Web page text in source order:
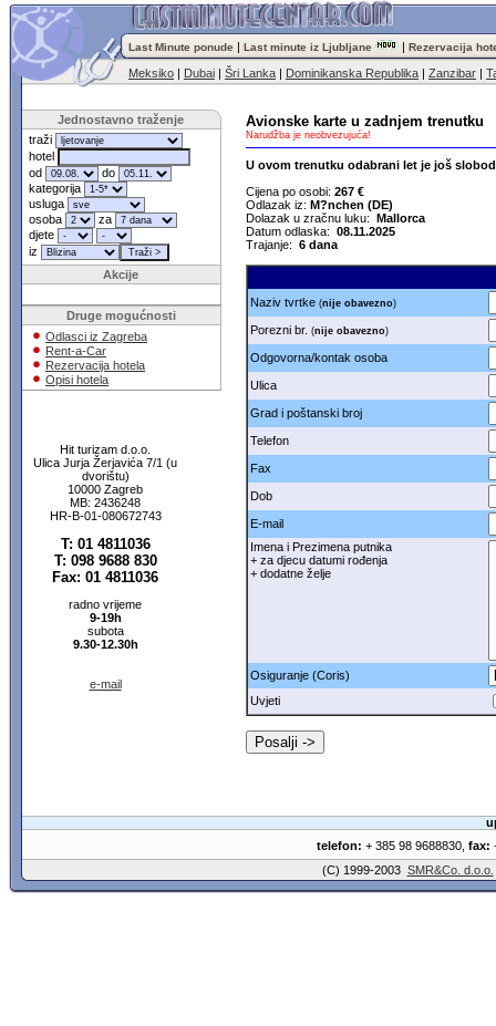
Last Minute ponude | Last minute iz Ljubljane | Rezervacija
Meksiko | Dubai | Šri Lanka | Dominikanska Republika | Zanzibar |
Jednostavno traženje
traži
hotel
od
do
kategorija
usluga
osoba
za
djete
iz
Akcije
Druge mogućnosti
Odlasci iz Zagreba
Rent-a-Car
Rezervacija hotela
Opisi hotela
Hit turizam d.o.o.
Ulica Jurja Žerjavića 7/1 (u
dvorištu)
10000 Zagreb
MB: 2436248
HR-B-01-080672743
T: 01 4811036
T: 098 9688 830
Fax: 01 4811036
radno vrijeme
9-19h
subota
9.30-12.30h
e-mail
Avionske karte u zadnjem trenutku
Narudžba je neobvezujuća!
U ovom trenutku odabrani let je još
Cijena po osobi: 267 €
Odlazak iz: M?nchen (DE)
Dolazak u zračnu luku: Mallorca
Datum odlaska: 08.11.2025
Trajanje: 6 dana
Naziv tvrtke (nije obavezno)
Porezni br. (nije obavezno)
Odgovorna/kontak osoba
Ulica
Grad i poštanski broj
Telefon
Fax
Dob
E-mail
Imena i Prezimena putnika
+ za djecu datumi rođenja
+ dodatne želje
Osiguranje (Coris)
Uvjeti
telefon: + 385 98 9688830, fax:
(C) 1999-2003 SMR&Co. d.o.o.